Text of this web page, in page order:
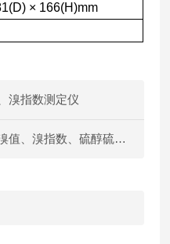
× 166(H)mm
溴指数测定仪
酸值、碱值、溴值、溴指数、硫醇硫测定仪